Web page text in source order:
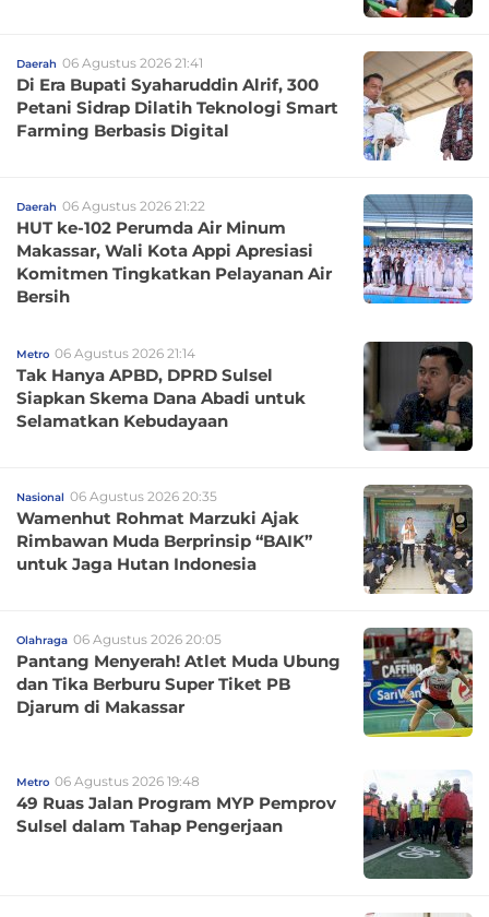
Daerah 06 Agustus 2026 21:41
Di Era Bupati Syaharuddin Alrif, 300
Petani Sidrap Dilatih Teknologi Smart
Farming Berbasis Digital
Daerah 06 Agustus 2026 21:22
HUT ke-102 Perumda Air Minum
Makassar, Wali Kota Appi Apresiasi
Komitmen Tingkatkan Pelayanan Air
Bersih
Metro 06 Agustus 2026 21:14
Tak Hanya APBD, DPRD Sulsel
Siapkan Skema Dana Abadi untuk
Selamatkan Kebudayaan
Nasional 06 Agustus 2026 20:35
Wamenhut Rohmat Marzuki Ajak
Rimbawan Muda Berprinsip “BAIK”
untuk Jaga Hutan Indonesia
Olahraga 06 Agustus 2026 20:05
Pantang Menyerah! Atlet Muda Ubung
dan Tika Berburu Super Tiket PB
Djarum di Makassar
Metro 06 Agustus 2026 19:48
49 Ruas Jalan Program MYP Pemprov
Sulsel dalam Tahap Pengerjaan